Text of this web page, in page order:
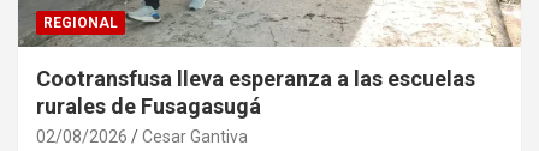
REGIONAL
Cootransfusa lleva esperanza a las escuelas
rurales de Fusagasugá
02/08/2026 Cesar Gantiva